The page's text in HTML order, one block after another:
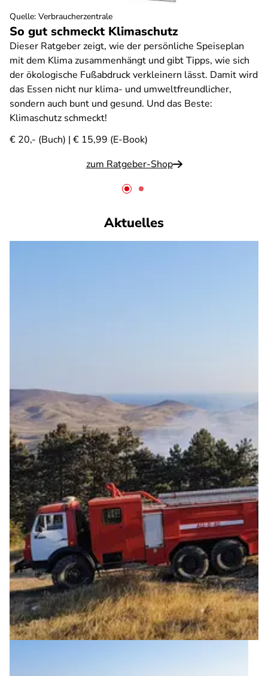
So gut schmeckt Klimaschutz
Dieser Ratgeber zeigt, wie der persönliche Speiseplan
mit dem Klima zusammenhängt und gibt Tipps, wie sich
der ökologische Fußabdruck verkleinern lässt. Damit wird
das Essen nicht nur klima- und umweltfreundlicher,
sondern auch bunt und gesund. Und das Beste:
Klimaschutz schmeckt!
€ 20,- (Buch) | € 15,99 (E-Book)
zum Ratgeber-Shop
Quelle: Verbraucherzentrale
Aktuelles